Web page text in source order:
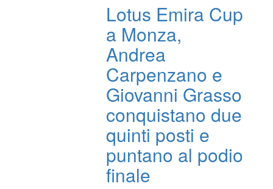
Lotus Emira Cup
a Monza,
Andrea
Carpenzano e
Giovanni Grasso
conquistano due
quinti posti e
puntano al podio
finale